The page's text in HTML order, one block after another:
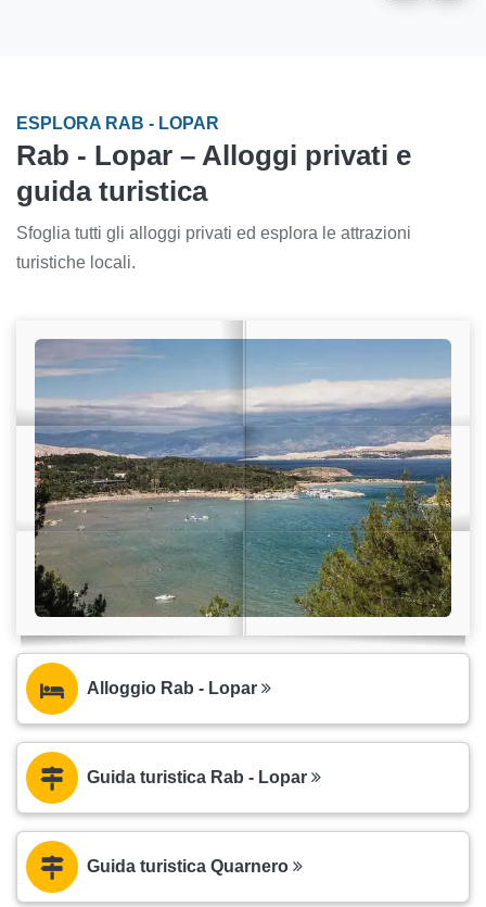
ESPLORA RAB - LOPAR
Rab - Lopar – Alloggi privati e
guida turistica
Sfoglia tutti gli alloggi privati ed esplora le attrazioni
turistiche locali.
Alloggio Rab - Lopar
Guida turistica Rab - Lopar
Guida turistica Quarnero